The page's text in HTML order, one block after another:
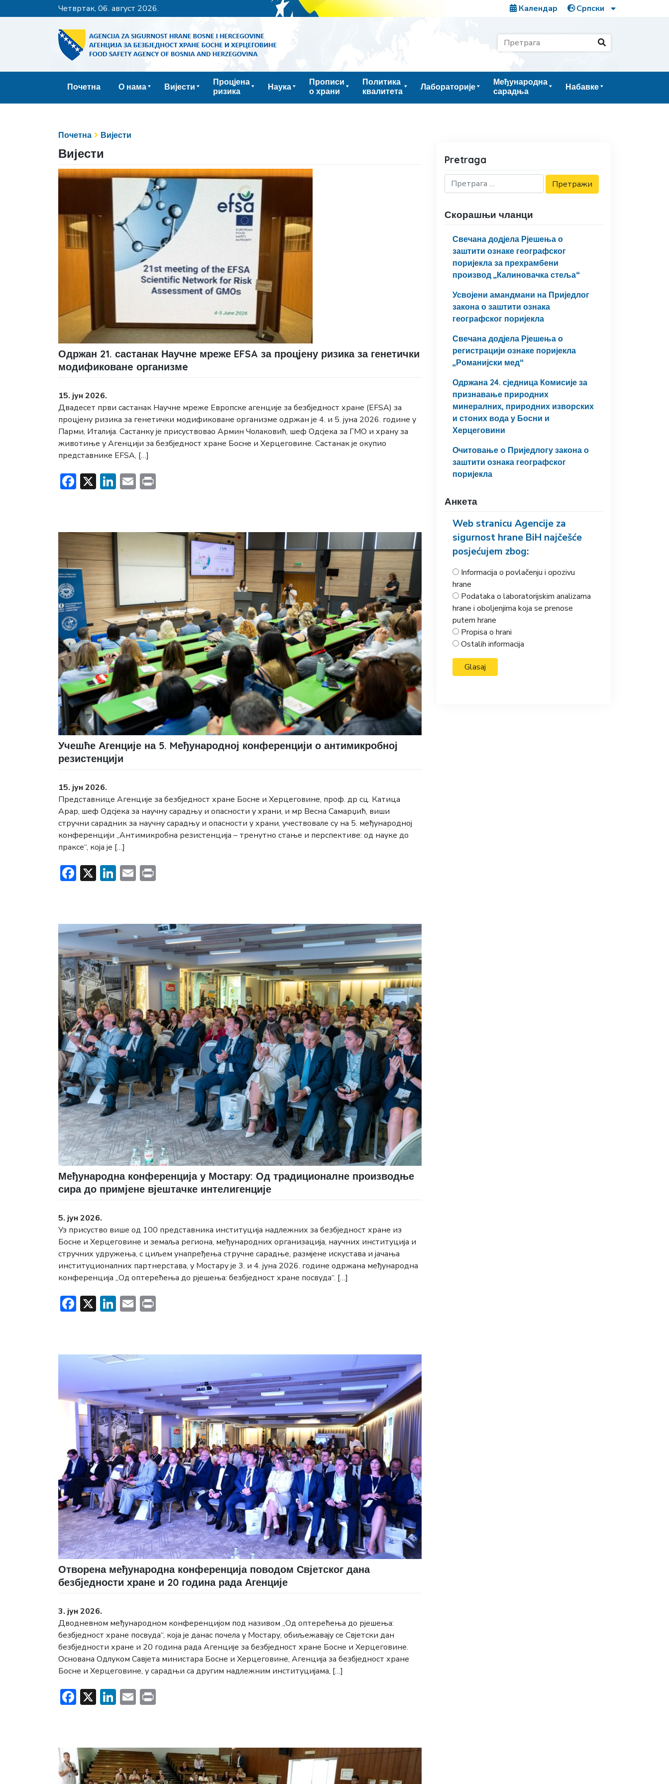
четвртак, 06. август 2026. Календар
Почетна О нама Вијести
Процјена
ризика
Наука
Прописи
о храни
Политика
квалитета
Лабораторије
Међународна
сарадња
Набавке
Почетна Вијести
Вијести
Одржан 21. састанак Научне мреже EFSA за процјену ризика за генетички
модификованe организмe
15. јун 2026.
Двадесет први састанак Научне мреже Европске агенције за безбједност хране (EFSA) за
процјену ризика за генетички модификованe организмe одржан је 4. и 5. јуна 2026. године у
Парми, Италија. Састанку је присуствовао Армин Чолаковић, шеф Одсјека за ГМО и храну за
животиње у Агенцији за безбједност хране Босне и Херцеговине. Састанак је окупио
представнике EFSA, […]
Facebook
X LinkedIn
Email
Учешће Агенције на 5. Mеђународној конференцији о антимикробној
резистенцији
15. јун 2026.
Представнице Агенције за безбједност хране Босне и Херцеговине, проф. др сц. Катица
Арар, шеф Одсјека за научну сарадњу и опасности у храни, и мр Весна Самарџић, виши
стручни сарадник за научну сарадњу и опасности у храни, учествовале су на 5. међународној
конференцији „Антимикробна резистенција – тренутно стање и перспективе: од науке до
праксе“, која је […]
Facebook
X LinkedIn
Email
Међународна конференција у Мостару: Од традиционалне производње
сира до примјене вјештачке интелигенције
5. јун 2026.
Уз присуство више од 100 представника институција надлежних за безбједност хране из
Босне и Херцеговине и земаља региона, међународних организација, научних институција и
стручних удружења, с циљем унапређења стручне сарадње, размјене искустава и јачања
институционалних партнерстава, у Мостару је 3. и 4. јуна 2026. године одржана међународна
конференција „Од оптерећења до рјешења: безбједност хране посвуда“. […]
Facebook
X LinkedIn
Email
Отворена међународна конференција поводом Свјетског дана
безбједности хране и 20 година рада Агенције
3. јун 2026.
Дводневном међународном конференцијом под називом „Од оптерећења до рјешења:
безбједност хране посвуда“, која је данас почела у Мостару, обиљежавају се Свјетски дан
безбједности хране и 20 година рада Агенције за безбједност хране Босне и Херцеговине.
Основана Одлуком Савјета министара Босне и Херцеговине, Агенција за безбједност хране
Босне и Херцеговине, у сарадњи са другим надлежним институцијама, […]
Facebook
X LinkedIn
Email
Pretraga
Скорашњи чланци
Свечана додјела Рјешења о
заштити ознаке географског
поријекла за прехрамбени
производ „Калиновачка стеља“
Усвојени амандмани на Приједлог
закона о заштити ознака
географског поријекла
Свечана додјела Рјешења о
регистрацији ознаке поријекла
„Романијски мед“
Одржана 24. сједница Комисије за
признавање природних
минералних, природних изворских
и стоних вода у Босни и
Херцеговини
Очитовање o Приједлогу закона о
заштити ознака географског
поријекла
Анкета
Web stranicu Agencije za
sigurnost hrane BiH najčešće
posjećujem zbog:
Informacija o povlačenju i opozivu
hrane
Podataka o laboratorijskim analizama
hrane i oboljenjima koja se prenose
putem hrane
Propisa o hrani
Ostalih informacija